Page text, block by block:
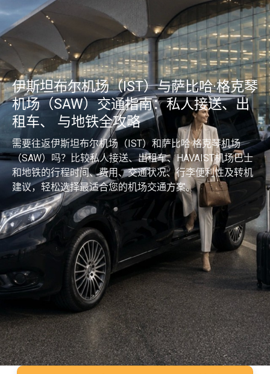
伊斯坦布尔机场（IST）与萨比哈·格克琴
机场（SAW）交通指南：私人接送、出
租车、 与地铁全攻略
需要往返伊斯坦布尔机场（IST）和萨比哈·格克琴机场
（SAW）吗？比较私人接送、出租车、HAVAIST机场巴士
和地铁的行程时间、费用、交通状况、行李便利性及转机
建议，轻松选择最适合您的机场交通方案。